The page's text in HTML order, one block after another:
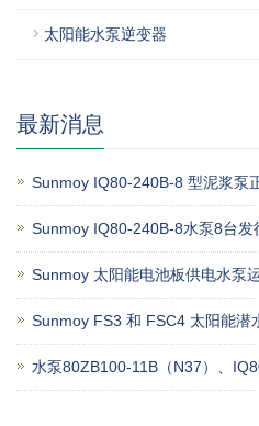
太阳能水泵逆变器
最新消息
Sunmoy IQ80-240B-8 型泥浆泵
Sunmoy IQ80-240B-8水泵8台发
Sunmoy 太阳能电池板供电水泵
Sunmoy FS3 和 FSC4 太阳能潜
水泵80ZB100-11B（N37）、